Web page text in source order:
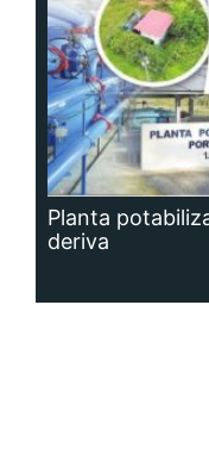
Planta
deriva